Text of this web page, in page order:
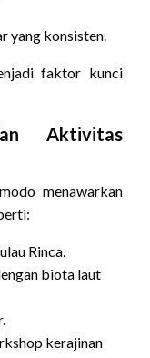
yang konsisten.
faktor kunci
Aktivitas
menawarkan
Rinca.
biota laut
kerajinan